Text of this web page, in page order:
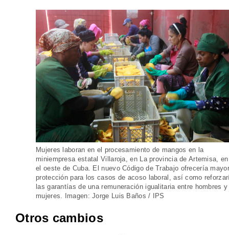
Mujeres laboran en el procesamiento de mangos en la
miniempresa estatal Villaroja, en La provincia de Artemisa, en
el oeste de Cuba. El nuevo Código de Trabajo ofrecería mayor
protección para los casos de acoso laboral, así como
las garantías de una remuneración igualitaria entre hombres y
mujeres. Imagen: Jorge Luis Baños / IPS
Otros cambios